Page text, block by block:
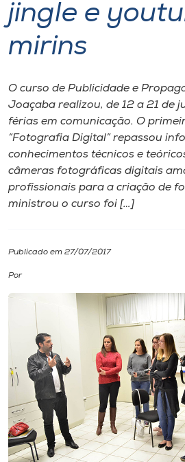
A
Unoesc
I.nova
Diplomados
Cultura
Biblioteca
Editora
Rádio
Museu
Unoesc
Store
jingle e
mirins
O curso de Publicidade e
Joaçaba realizou, de 12 a 21 de
férias em comunicação. O
“Fotografia Digital” repassou
conhecimentos técnicos e
câmeras fotográficas digitais
profissionais para a criação de
ministrou o curso foi […]
Publicado em 27/07/2017
Por